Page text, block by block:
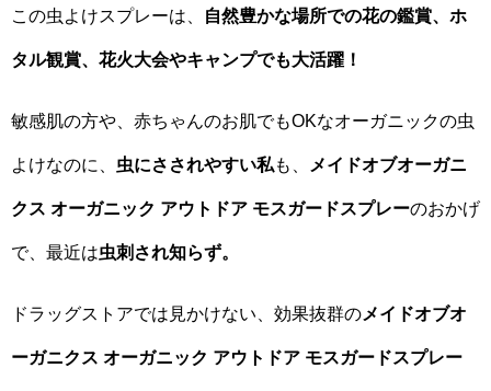
この虫よけスプレーは、 自然豊かな場所での花の鑑賞、ホ
タル観賞、花火大会やキャンプでも大活躍！
敏感肌の方や、赤ちゃんのお肌でもOKなオーガニックの虫
よけなのに、 虫にさされやすい私も、 メイドオブオーガニ
クス オーガニック アウトドア モスガードスプレーのおかげ
で、最近は虫刺され知らず。
ドラッグストアでは見かけない、効果抜群のメイドオブオ
ーガニクス オーガニック アウトドア モスガードスプレー